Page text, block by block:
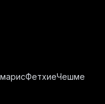
ФетхиеЧешме